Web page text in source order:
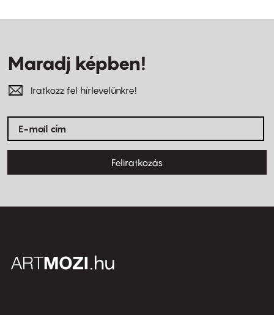
Maradj képben!
Iratkozz fel hírlevelünkre!
Feliratkozás